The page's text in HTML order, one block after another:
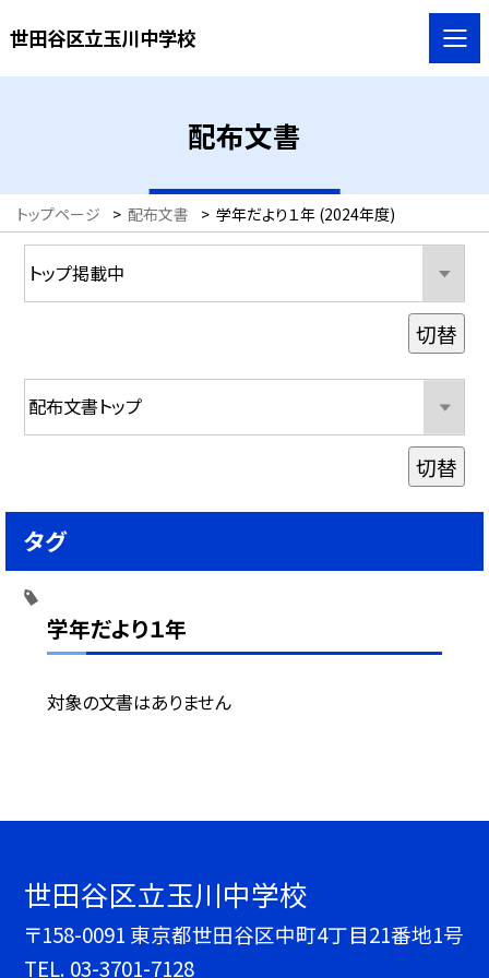
世田谷区立玉川中学校
配布文書
トップページ > 配布文書 > 学年だより１年 (2024年度)
学年だより１年
対象の文書はありません
切替
切替
タグ
世田谷区立玉川中学校
〒158-0091 東京都世田谷区中町4丁目21番地1号
TEL. 03-3701-7128